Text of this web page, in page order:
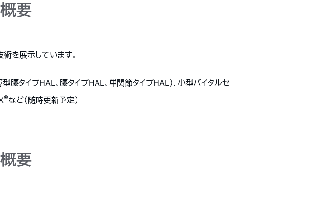
要
術を展示しています。
腰タイプHAL、腰タイプHAL、単関節タイプHAL）、小型バイタルセ
®など（随時更新予定）
要